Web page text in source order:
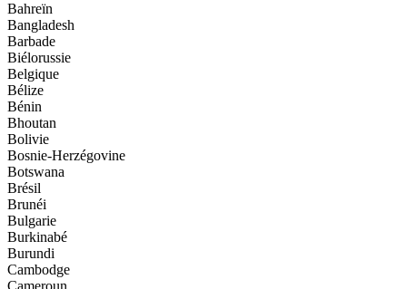
Bahreïn
Bangladesh
Barbade
Biélorussie
Belgique
Bélize
Bénin
Bhoutan
Bolivie
Bosnie-Herzégovine
Botswana
Brésil
Brunéi
Bulgarie
Burkinabé
Burundi
Cambodge
Cameroun